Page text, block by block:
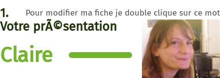
Pour modifier ma fiche je double clique sur ce mot
1.
Votre prÃ©sentation
Claire